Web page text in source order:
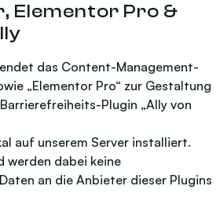
Elementor Pro &
das Content-Management-
„Elementor Pro“ zur Gestaltung
Plugin „Ally von
auf unserem Server installiert.
werden dabei keine
an die Anbieter dieser Plugins